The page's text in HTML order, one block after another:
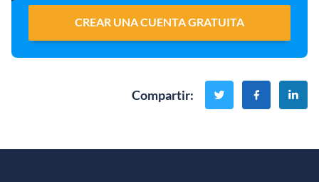
CREAR UNA CUENTA GRATUITA
Compartir: